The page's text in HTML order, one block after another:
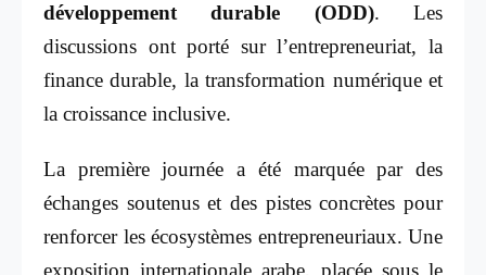
développement durable (ODD). Les
discussions ont porté sur l’entrepreneuriat, la
finance durable, la transformation numérique et
la croissance inclusive.
La première journée a été marquée par des
échanges soutenus et des pistes concrètes pour
renforcer les écosystèmes entrepreneuriaux. Une
exposition internationale arabe, placée sous le